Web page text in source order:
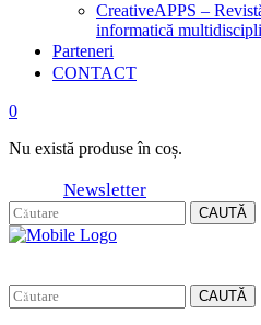
CreativeAPPS –
informatică
Parteneri
CONTACT
0
Nu există produse în coș.
Newsletter
CAUTĂ
CAUTĂ